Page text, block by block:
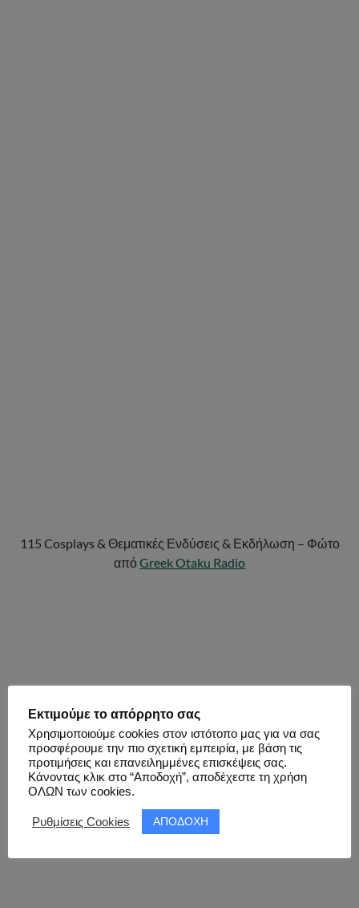
115 Cosplays & Θεματικές Ενδύσεις & Εκδήλωση – Φώτο
από Greek Otaku Radio
Εκτιμούμε το απόρρητο σας
Χρησιμοποιούμε cookies στον ιστότοπο μας για να σας
προσφέρουμε την πιο σχετική εμπειρία, με βάση τις
προτιμήσεις και επανειλημμένες επισκέψεις σας.
Κάνοντας κλικ στο “Αποδοχή”, αποδέχεστε τη χρήση
ΟΛΩΝ των cookies.
Ρυθμίσεις Cookies ΑΠΟΔΟΧΗ